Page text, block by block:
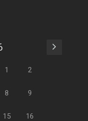
1 2
8 9
15 16